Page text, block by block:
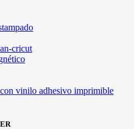
vinilo adhesivo imprimible